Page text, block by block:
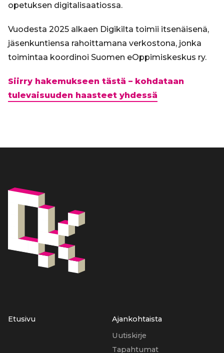
opetuksen digitalisaatiossa.
Vuodesta 2025 alkaen Digikilta toimii itsenäisenä,
jäsenkuntiensa rahoittamana verkostona, jonka
toimintaa koordinoi Suomen eOppimiskeskus ry.
Siirry hakemukseen tästä – kohdataan
tulevaisuuden haasteet yhdessä
Etusivu
Ajankohtaista
Uutiskirje
Tapahtumat